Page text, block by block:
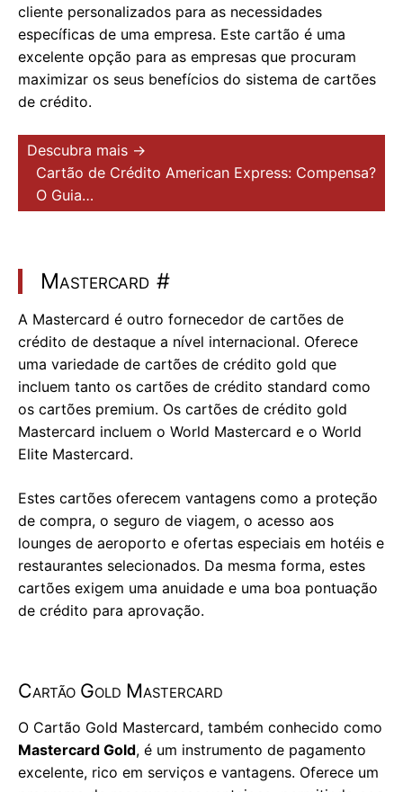
cliente personalizados para as necessidades
específicas de uma empresa. Este cartão é uma
excelente opção para as empresas que procuram
maximizar os seus benefícios do sistema de cartões
de crédito.
Descubra mais →
Cartão de Crédito American Express: Compensa?
O Guia…
Mastercard #
A Mastercard é outro fornecedor de cartões de
crédito de destaque a nível internacional. Oferece
uma variedade de cartões de crédito gold que
incluem tanto os cartões de crédito standard como
os cartões premium. Os cartões de crédito gold
Mastercard incluem o World Mastercard e o World
Elite Mastercard.
Estes cartões oferecem vantagens como a proteção
de compra, o seguro de viagem, o acesso aos
lounges de aeroporto e ofertas especiais em hotéis e
restaurantes selecionados. Da mesma forma, estes
cartões exigem uma anuidade e uma boa pontuação
de crédito para aprovação.
Cartão Gold Mastercard
O Cartão Gold Mastercard, também conhecido como
Mastercard Gold, é um instrumento de pagamento
excelente, rico em serviços e vantagens. Oferece um